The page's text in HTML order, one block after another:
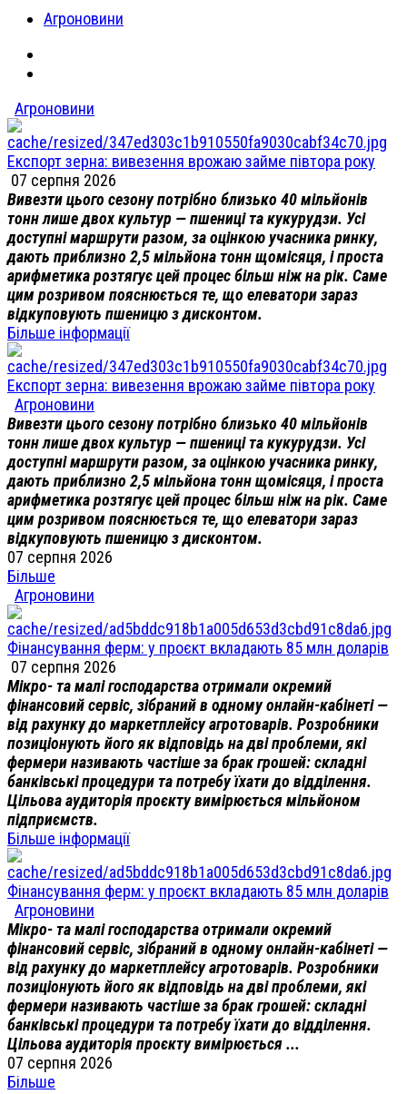
Агроновини
Агроновини
Експорт зерна: вивезення врожаю займе півтора року
07 серпня 2026
Вивезти цього сезону потрібно близько 40 мільйонів
тонн лише двох культур — пшениці та кукурудзи. Усі
доступні маршрути разом, за оцінкою учасника ринку,
дають приблизно 2,5 мільйона тонн щомісяця, і проста
арифметика розтягує цей процес більш ніж на рік. Саме
цим розривом пояснюється те, що елеватори зараз
відкуповують пшеницю з дисконтом.
Більше інформації
Експорт зерна: вивезення врожаю займе півтора року
Агроновини
Вивезти цього сезону потрібно близько 40 мільйонів
тонн лише двох культур — пшениці та кукурудзи. Усі
доступні маршрути разом, за оцінкою учасника ринку,
дають приблизно 2,5 мільйона тонн щомісяця, і проста
арифметика розтягує цей процес більш ніж на рік. Саме
цим розривом пояснюється те, що елеватори зараз
відкуповують пшеницю з дисконтом.
07 серпня 2026
Більше
Агроновини
Фінансування ферм: у проєкт вкладають 85 млн доларів
07 серпня 2026
Мікро- та малі господарства отримали окремий
фінансовий сервіс, зібраний в одному онлайн-кабінеті —
від рахунку до маркетплейсу агротоварів. Розробники
позиціонують його як відповідь на дві проблеми, які
фермери називають частіше за брак грошей: складні
банківські процедури та потребу їхати до відділення.
Цільова аудиторія проєкту вимірюється мільйоном
підприємств.
Більше інформації
Фінансування ферм: у проєкт вкладають 85 млн доларів
Агроновини
Мікро- та малі господарства отримали окремий
фінансовий сервіс, зібраний в одному онлайн-кабінеті —
від рахунку до маркетплейсу агротоварів. Розробники
позиціонують його як відповідь на дві проблеми, які
фермери називають частіше за брак грошей: складні
банківські процедури та потребу їхати до відділення.
Цільова аудиторія проєкту вимірюється ...
07 серпня 2026
Більше